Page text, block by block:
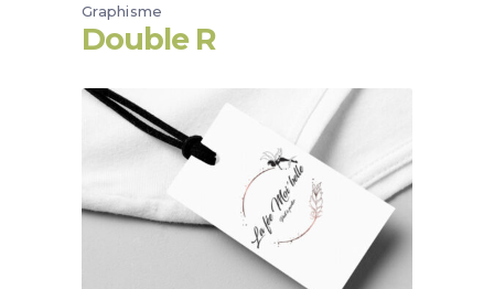
Graphisme
Double R